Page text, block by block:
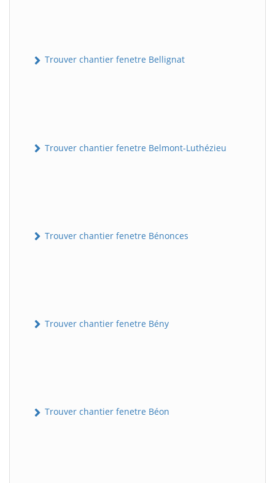
Trouver chantier fenetre Bellignat
Trouver chantier fenetre Belmont-Luthézieu
Trouver chantier fenetre Bénonces
Trouver chantier fenetre Bény
Trouver chantier fenetre Béon